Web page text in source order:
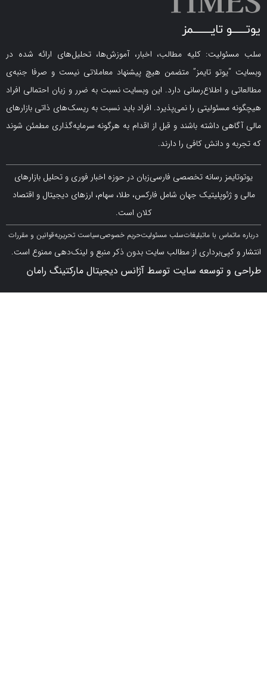
کلیه مطالب، اخبار، آموزش‌ها، تحلیل‌های ارائه شده در
تایمز” متضمن هیچ پیشنهاد معاملاتی نیست و صرفا جنبه‌ی
اطلاع‌رسانی دارد. این وبسایت نسبت به ضرر و زیان احتمالی افراد
را نمی‌پذیرد. افراد باید نسبت به ریسک‌های ذاتی بازارهای
داشته باشند و قبل از اقدام به هرگونه سرمایه‌گذاری مطمئن شوند
دانش کافی را دارند.
رسانه تخصصی فارسی‌زبان در حوزه اخبار فوری و تحلیل بازارهای
جهان شامل فارکس، طلا، سهام، ارزهای دیجیتال و اقتصاد
با ما تبلیغاتسلب مسئولیتحریم خصوصیسیاست تحریریهقوانین و مقررات
از مطالب سایت بدون ذکر منبع و لینک‌دهی ممنوع است.
سایت توسط آژانس دیجیتال مارکتینگ رامان